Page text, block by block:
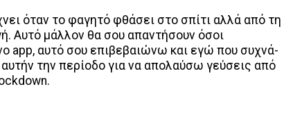
όταν το φαγητό φθάσει στο σπίτι αλλά από τη
Αυτό μάλλον θα σου απαντήσουν όσοι
app, αυτό σου επιβεβαιώνω και εγώ που συχνά-
την περίοδο για να απολαύσω γεύσεις από